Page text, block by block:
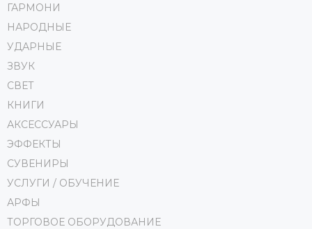
ГАРМОНИ
НАРОДНЫЕ
УДАРНЫЕ
ЗВУК
СВЕТ
КНИГИ
АКСЕССУАРЫ
ЭФФЕКТЫ
СУВЕНИРЫ
УСЛУГИ / ОБУЧЕНИЕ
АРФЫ
ТОРГОВОЕ ОБОРУДОВАНИЕ